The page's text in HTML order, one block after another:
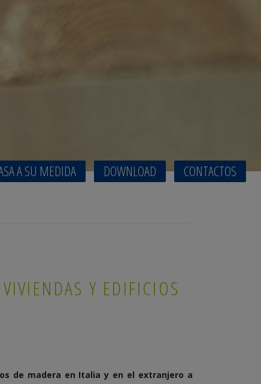
A SU MEDIDA DOWNLOAD CONTACTOS
Y EDIFICIOS
de madera en Italia y en el extranjero a